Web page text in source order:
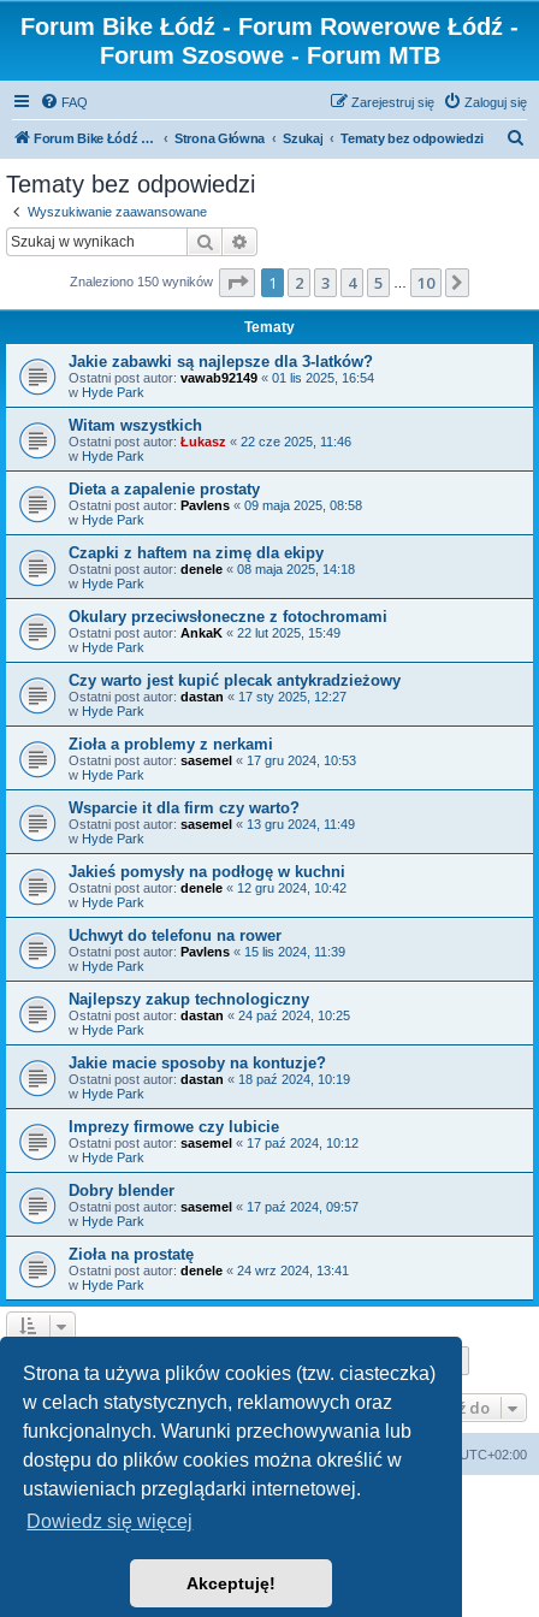
Strona ta używa plików cookies (tzw. ciasteczka)
w celach statystycznych, reklamowych oraz
funkcjonalnych. Warunki przechowywania lub
dostępu do plików cookies można określić w
ustawieniach przeglądarki internetowej.
Dowiedz się więcej
Akceptuję!
Forum Bike Łódź - Forum Rowerowe Łódź -
Forum Szosowe - Forum MTB
FAQ Zaloguj się
Zarejestruj się
Forum Bike Łódź - Forum Rowerowe Łódź - Forum Szosowe - Forum MTB Strona Główna Szukaj Tematy bez odpowiedzi
Tematy bez odpowiedzi
Wyszukiwanie zaawansowane
Szukaj
Znaleziono 150 wyników Strona z10
1 2 3 4 5 10
Tematy
Jakie zabawki są najlepsze dla 3-latków?
Ostatni post autor: vawab92149 « 01 lis 2025, 16:54
w Hyde Park
Witam wszystkich
Ostatni post autor: Łukasz « 22 cze 2025, 11:46
w Hyde Park
Dieta a zapalenie prostaty
Ostatni post autor: Pavlens « 09 maja 2025, 08:58
w Hyde Park
Czapki z haftem na zimę dla ekipy
Ostatni post autor: denele « 08 maja 2025, 14:18
w Hyde Park
Okulary przeciwsłoneczne z fotochromami
Ostatni post autor: AnkaK « 22 lut 2025, 15:49
w Hyde Park
Czy warto jest kupić plecak antykradzieżowy
Ostatni post autor: dastan « 17 sty 2025, 12:27
w Hyde Park
Zioła a problemy z nerkami
Ostatni post autor: sasemel « 17 gru 2024, 10:53
w Hyde Park
Wsparcie it dla firm czy warto?
Ostatni post autor: sasemel « 13 gru 2024, 11:49
w Hyde Park
Jakieś pomysły na podłogę w kuchni
Ostatni post autor: denele « 12 gru 2024, 10:42
w Hyde Park
Uchwyt do telefonu na rower
Ostatni post autor: Pavlens « 15 lis 2024, 11:39
w Hyde Park
Najlepszy zakup technologiczny
Ostatni post autor: dastan « 24 paź 2024, 10:25
w Hyde Park
Jakie macie sposoby na kontuzje?
Ostatni post autor: dastan « 18 paź 2024, 10:19
w Hyde Park
Imprezy firmowe czy lubicie
Ostatni post autor: sasemel « 17 paź 2024, 10:12
w Hyde Park
Dobry blender
Ostatni post autor: sasemel « 17 paź 2024, 09:57
w Hyde Park
Zioła na prostatę
Ostatni post autor: denele « 24 wrz 2024, 13:41
w Hyde Park
Przejdź do
Forum Bike Łódź - Forum Rowerowe Łódź - Forum Szosowe - Forum MTB Strona Główna Strefa czasowa UTC+02:00
Linki partnerskie: strony www lodz Fotografia Analogowa
Technologię dostarczaphpBB® Forum Software © phpBB Limited
Polski pakiet językowy dostarcza